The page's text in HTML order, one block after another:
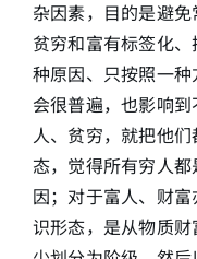
杂因素，目的是避
贫穷和富有标签化
种原因、只按照一
会很普遍，也影响
人、贫穷，就把他
态，觉得所有穷人
因；对于富人、财
识形态，是从物质